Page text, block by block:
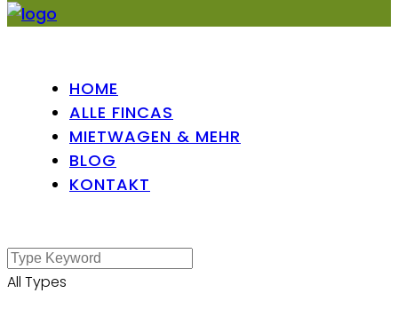
HOME
ALLE FINCAS
MIETWAGEN & MEHR
BLOG
KONTAKT
All Types